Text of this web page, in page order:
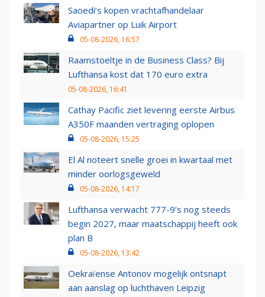
Saoedi’s kopen vrachtafhandelaar
Aviapartner op Luik Airport
05-08-2026, 16:57
Raamstoeltje in de Business Class? Bij
Lufthansa kost dat 170 euro extra
05-08-2026, 16:41
Cathay Pacific ziet levering eerste Airbus
A350F maanden vertraging oplopen
05-08-2026, 15:25
El Al noteert snelle groei in kwartaal met
minder oorlogsgeweld
05-08-2026, 14:17
Lufthansa verwacht 777-9’s nog steeds
begin 2027, maar maatschappij heeft ook
plan B
05-08-2026, 13:42
Oekraïense Antonov mogelijk ontsnapt
aan aanslag op luchthaven Leipzig